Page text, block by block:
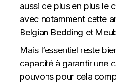
aussi de plus en plus le
avec notamment cette
Belgian Bedding et
Mais l’essentiel reste
capacité à garantir une
pouvons pour cela